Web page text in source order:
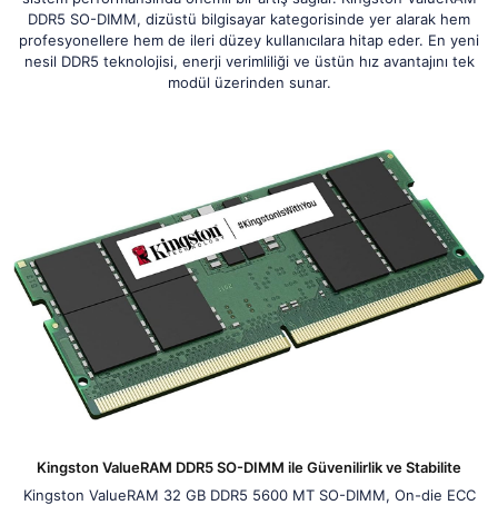
DDR5 SO-DIMM, dizüstü bilgisayar kategorisinde yer alarak hem
profesyonellere hem de ileri düzey kullanıcılara hitap eder. En yeni
nesil DDR5 teknolojisi, enerji verimliliği ve üstün hız avantajını tek
modül üzerinden sunar.
Kingston ValueRAM DDR5 SO-DIMM ile Güvenilirlik ve Stabilite
Kingston ValueRAM 32 GB DDR5 5600 MT SO-DIMM, On-die ECC